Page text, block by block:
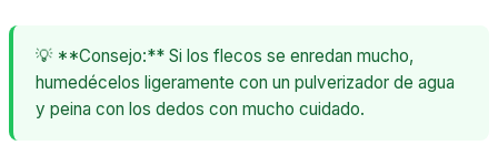
💡 **Consejo:** Si los flecos se enredan mucho,
humedécelos ligeramente con un pulverizador de agua
y peina con los dedos con mucho cuidado.